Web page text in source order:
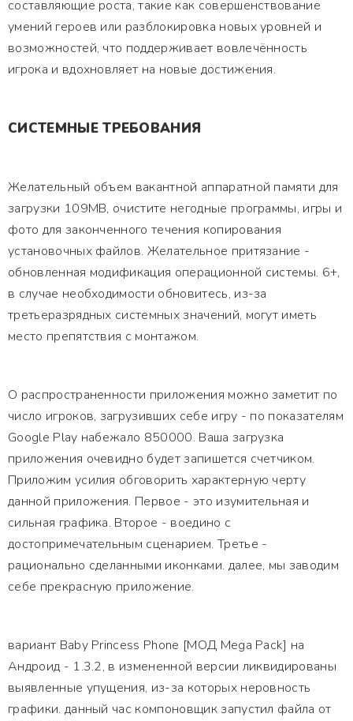
составляющие роста, такие как совершенствование
умений героев или разблокировка новых уровней и
возможностей, что поддерживает вовлечённость
игрока и вдохновляет на новые достижения.
СИСТЕМНЫЕ ТРЕБОВАНИЯ
Желательный объем вакантной аппаратной памяти для
загрузки 109MB, очистите негодные программы, игры и
фото для законченного течения копирования
установочных файлов. Желательное притязание -
обновленная модификация операционной системы. 6+,
в случае необходимости обновитесь, из-за
третьеразрядных системных значений, могут иметь
место препятствия с монтажом.
О распространенности приложения можно заметит по
число игроков, загрузивших себе игру - по показателям
Google Play набежало 850000. Ваша загрузка
приложения очевидно будет запишется счетчиком.
Приложим усилия обговорить характерную черту
данной приложения. Первое - это изумительная и
сильная графика. Второе - воедино с
достопримечательным сценарием. Третье -
рационально сделанными иконками. далее, мы заводим
себе прекрасную приложение.
вариант Baby Princess Phone [МОД Mega Pack] на
Андроид - 1.3.2, в измененной версии ликвидированы
выявленные упущения, из-за которых неровность
графики. данный час компоновщик запустил файла от